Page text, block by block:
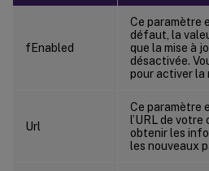
fEnabled
Ce paramètre
défaut, la
que la mise à
désactivée.
pour activer la
Url
Ce paramètre
l’URL de
obtenir les
les nouveaux